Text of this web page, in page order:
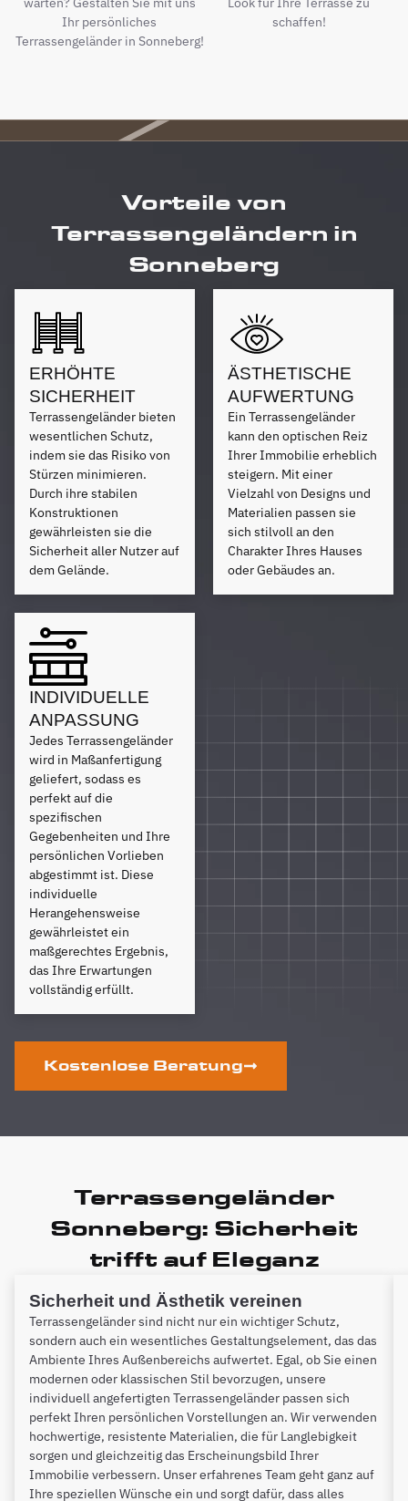
Ihr persönliches
Terrassengeländer in Sonneberg!
schaffen!
Vorteile von
Terrassengeländern in
Sonneberg
ERHÖHTE
SICHERHEIT
Terrassengeländer bieten
wesentlichen Schutz,
indem sie das Risiko von
Stürzen minimieren.
Durch ihre stabilen
Konstruktionen
gewährleisten sie die
Sicherheit aller Nutzer auf
dem Gelände.
ÄSTHETISCHE
AUFWERTUNG
Ein Terrassengeländer
kann den optischen Reiz
Ihrer Immobilie erheblich
steigern. Mit einer
Vielzahl von Designs und
Materialien passen sie
sich stilvoll an den
Charakter Ihres Hauses
oder Gebäudes an.
INDIVIDUELLE
ANPASSUNG
Jedes Terrassengeländer
wird in Maßanfertigung
geliefert, sodass es
perfekt auf die
spezifischen
Gegebenheiten und Ihre
persönlichen Vorlieben
abgestimmt ist. Diese
individuelle
Herangehensweise
gewährleistet ein
maßgerechtes Ergebnis,
das Ihre Erwartungen
vollständig erfüllt.
Kostenlose Beratung
Terrassengeländer
Sonneberg: Sicherheit
trifft auf Eleganz
Sicherheit und Ästhetik vereinen
Terrassengeländer sind nicht nur ein wichtiger Schutz,
sondern auch ein wesentliches Gestaltungselement, das das
Ambiente Ihres Außenbereichs aufwertet. Egal, ob Sie einen
modernen oder klassischen Stil bevorzugen, unsere
individuell angefertigten Terrassengeländer passen sich
perfekt Ihren persönlichen Vorstellungen an. Wir verwenden
hochwertige, resistente Materialien, die für Langlebigkeit
sorgen und gleichzeitig das Erscheinungsbild Ihrer
Immobilie verbessern. Unser erfahrenes Team geht ganz auf
Ihre speziellen Wünsche ein und sorgt dafür, dass alles